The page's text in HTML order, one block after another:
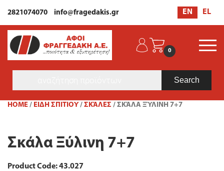
2821074070 info@fragedakis.gr EN EL
0
HOME / ΕΙΔΗ ΣΠΙΤΙΟΥ / ΣΚΆΛΕΣ / ΣΚΆΛΑ ΞΎΛΙΝΗ 7+7
Σκάλα Ξύλινη 7+7
Product Code: 43.027